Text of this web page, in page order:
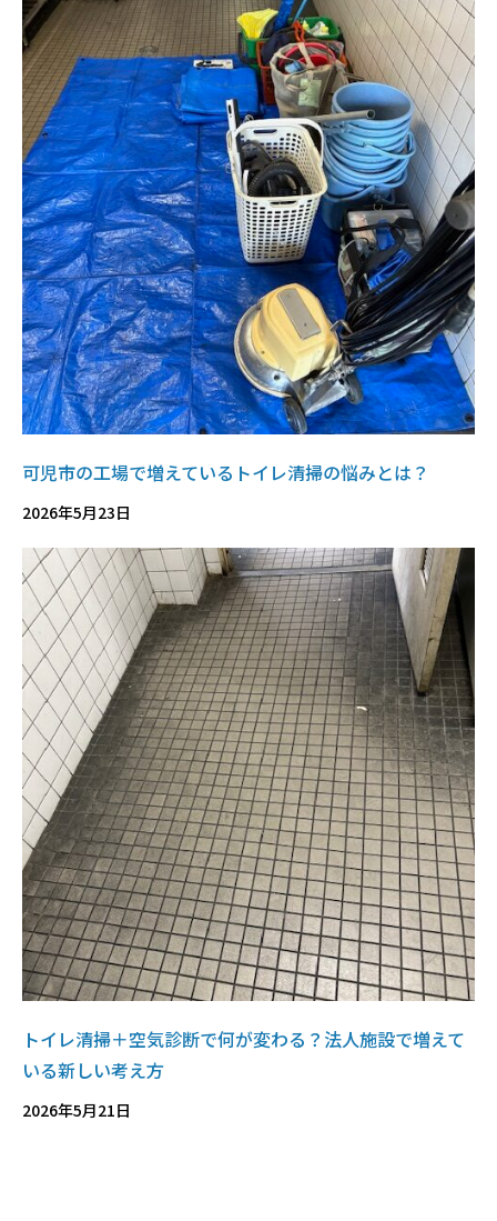
可児市の工場で増えているトイレ清掃の悩みとは？
2026年5月23日
トイレ清掃＋空気診断で何が変わる？法人施設で増えて
いる新しい考え方
2026年5月21日